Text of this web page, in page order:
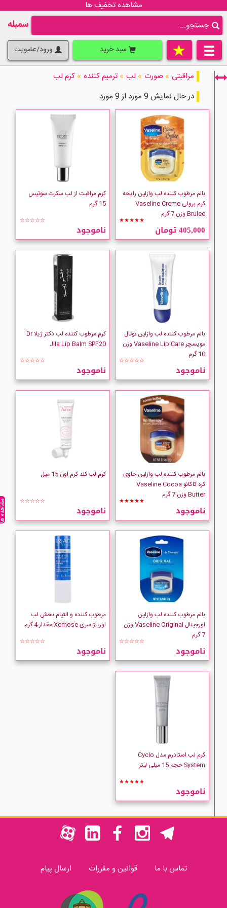
مشاهده تخفیف ها
سمبله
سبد خرید ورود/عضویت
فقط نمایش کالاهای موجود
AVENE
ESTHEDRM
SOTHYS
URIAGE
مراقبتی » صورت » لب » ترمیم کننده » کرم لب
در حال نمایش 9 مورد از 9 مورد
بالم مرطوب کننده لب وازلین رایحه
کرم برولی Vaseline Creme
Brulee وزن 7 گرم
★★★★★
405,000 تومان
کرم مراقبت از لب سکرت سوتیس
15 گرم
☆☆☆☆☆
ناموجود
بالم مرطوب کننده لب وازلین توتال
مویسچر Vaseline Lip Care وزن
10 گرم
☆☆☆☆☆
ناموجود
کرم مرطوب کننده لب دکتر ژیلا Dr
Jila Lip Balm SPF20
☆☆☆☆☆
ناموجود
بالم مرطوب کننده لب وازلین حاوی
کره کاکائو Vaseline Cocoa
Butter وزن 7 گرم
★★★★★
ناموجود
کرم لب کلد کرم اَون 15 میل
☆☆☆☆☆
ناموجود
بالم مرطوب کننده لب وازلین
اورجینال Vaseline Original وزن
7 گرم
☆☆☆☆☆
ناموجود
مرطوب کننده و التیام بخش لب
اوریاژ سری Xemose مقدار 4 گرم
☆☆☆☆☆
ناموجود
کرم لب استادرم مدل Cyclo
System حجم 15 میلی لیتر
★★★★★
ناموجود
تماس با ما قوانین و مقررات ارسال پیام